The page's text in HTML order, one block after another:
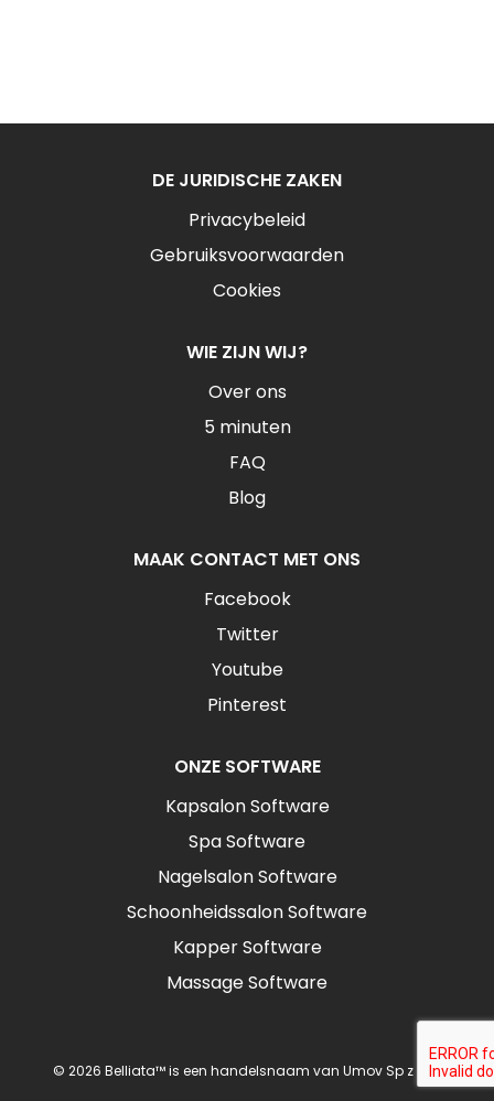
DE JURIDISCHE ZAKEN
Privacybeleid
Gebruiksvoorwaarden
Cookies
WIE ZIJN WIJ?
Over ons
5 minuten
FAQ
Blog
MAAK CONTACT MET ONS
Facebook
Twitter
Youtube
Pinterest
ONZE SOFTWARE
Kapsalon Software
Spa Software
Nagelsalon Software
Schoonheidssalon Software
Kapper Software
Massage Software
© 2026 Belliata™ is een handelsnaam van Umov Sp z o.o.